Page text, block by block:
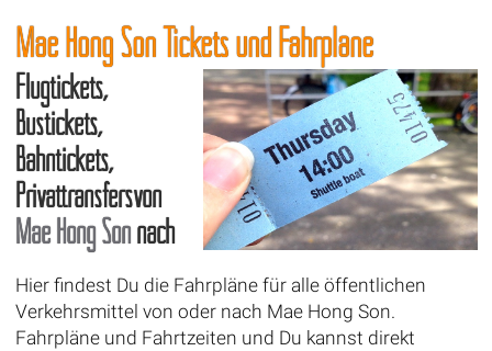
Mae Hong Son Tickets und Fahrpläne
Flugtickets,
Bustickets,
Bahntickets,
Privattransfersvon
Mae Hong Sonnach
Hier findest Du die Fahrpläne für alle öffentlichen
Verkehrsmittel von oder nach Mae Hong Son.
Fahrpläne und Fahrtzeiten und Du kannst direkt